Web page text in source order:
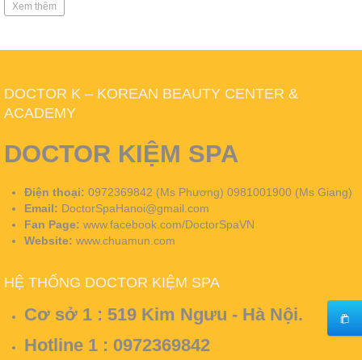
Xem thêm
DOCTOR K – KOREAN BEAUTY CENTER &
ACADEMY
DOCTOR KIỆM SPA
Điện thoại: 0972369842 (Ms Phương) 0981001900 (Ms Giang)
Email: DoctorSpaHanoi@gmail.com
Fan Page: www.facebook.com/DoctorSpaVN
Website: www.chuamun.com
HỆ THỐNG DOCTOR KIỆM SPA
Cơ sở 1 : 519 Kim Ngưu - Hà Nội.
Hotline 1 : 0972369842